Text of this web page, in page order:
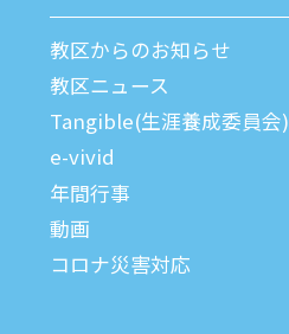
教区からのお知らせ
教区ニュース
Tangible(生涯養成委員会)
e-vivid
年間⾏事
動画
コロナ災害対応